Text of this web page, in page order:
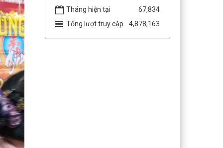
Tháng hiện tại
67,834
Tổng lượt truy cập
4,878,163